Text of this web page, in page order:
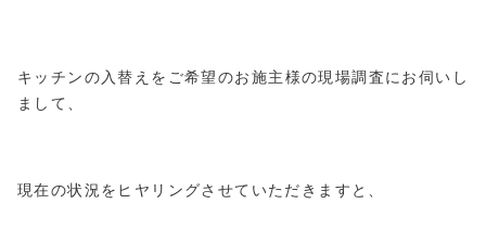
キッチンの入替えをご希望のお施主様の現場調査にお伺いし
まして、
現在の状況をヒヤリングさせていただきますと、